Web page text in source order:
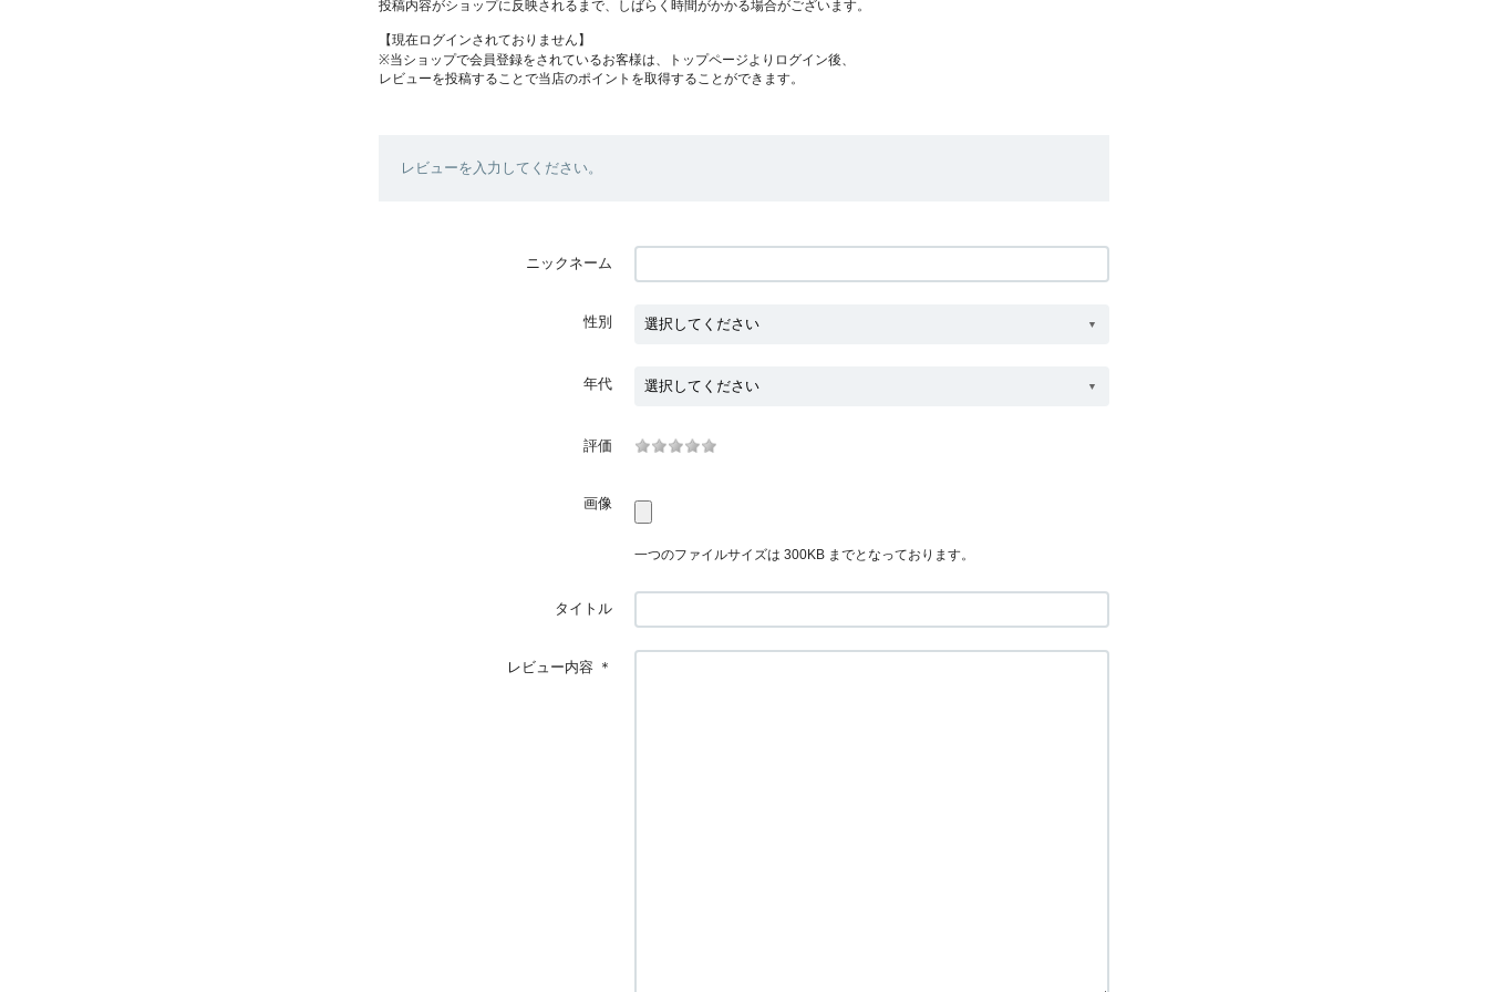
投稿内容がショップに反映されるまで、しばらく時間がかかる場合がございます。
【現在ログインされておりません】
※当ショップで会員登録をされているお客様は、トップページよりログイン後、
レビューを投稿することで当店のポイントを取得することができます。
レビューを入力してください。
ニックネーム
性別
年代
評価
画像
一つのファイルサイズは 300KB までとなっております。
タイトル
レビュー内容 ＊